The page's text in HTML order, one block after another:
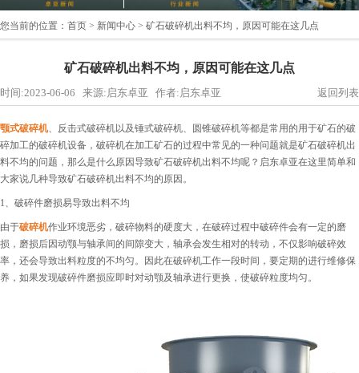
您当前的位置： 首页 > 新闻中心 > 矿石破碎机出料不均，原因可能在这几点
矿石破碎机出料不均，原因可能在这几点
时间:2023-06-06 来源:启东卓亚 作者:启东卓亚 返回列表
颚式破碎机、反击式破碎机以及锤式破碎机、圆锥破碎机等都是常用的用于矿石的破
碎加工的破碎机设备，破碎机在加工矿石的过程中常见的一种问题就是矿石破碎机出
料不均的问题，那么是什么原因导致矿石破碎机出料不均呢？启东卓亚在这里简单和
大家说几种导致矿石破碎机出料不均的原因。
1、破碎件磨损易导致出料不均
由于破碎机作业环境恶劣，破碎物料的硬度大，在破碎过程中破碎件会有一定的磨
损，磨损后因动颚与轴承间的间隙变大，轴承会发生相对的转动，不仅影响破碎效
率，还会导致出料粒度的不均匀。因此在破碎机工作一段时间，要定期的进行维修保
养，如果发现破碎件磨损应即时对动颚及轴承进行更换，使破碎粒度均匀。